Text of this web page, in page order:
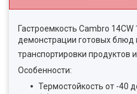
Гастроемкость Cambro
демонстрации готовых блюд
транспортировки продуктов
Особенности:
Термостойкость от -40